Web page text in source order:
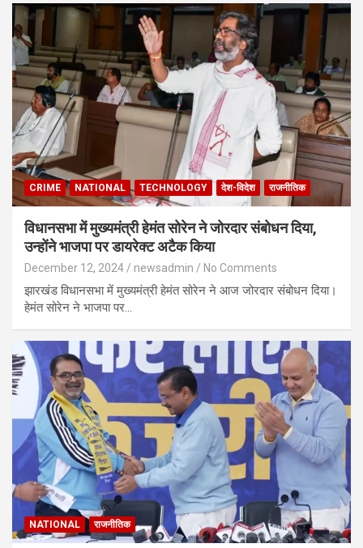
CRIME NATIONAL TECHNOLOGY देश-विदेश राजनीतिक
विधानसभा में मुख्यमंत्री हेमंत सोरेन ने जोरदार संबोधन दिया,
उन्होंने भाजपा पर डायरेक्ट अटैक किया
December 12, 2024 newsadmin No Comments
झारखंड विधानसभा में मुख्यमंत्री हेमंत सोरेन ने आज जोरदार संबोधन दिया।
हेमंत सोरेन ने भाजपा पर…
NATIONAL राजनीतिक